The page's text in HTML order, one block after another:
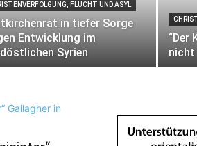
FLUCHT UND ASYL
in tiefer Sorge
Entwicklung im
Syrien
“Der
nicht